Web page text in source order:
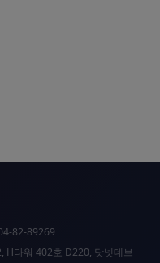
82-89269
H타워 402호 D220, 닷넷데브